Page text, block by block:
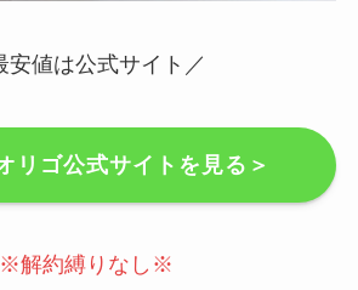
安値は公式サイト／
リゴ公式サイトを見る＞
※解約縛りなし※